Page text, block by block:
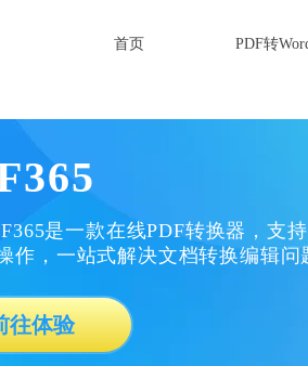
首页 PDF转
是一款在线PDF转换器，支
作，一站式解决文档转换编辑问
往体验